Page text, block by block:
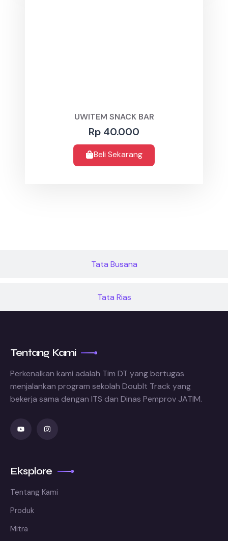
Tata Busana
Tata Rias
UWITEM SNACK BAR
Rp 40.000
Beli Sekarang
Tentang Kami
Perkenalkan kami adalah Tim DT yang bertugas
menjalankan program sekolah Doublt Track yang
bekerja sama dengan ITS dan Dinas Pemprov JATIM.
Eksplore
Tentang Kami
Produk
Mitra